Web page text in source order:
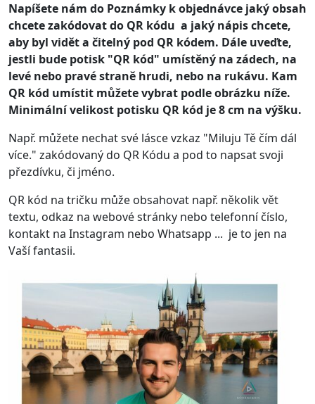
Napíšete nám do Poznámky k objednávce jaký obsah
chcete zakódovat do QR kódu a jaký nápis chcete,
aby byl vidět a čitelný pod QR kódem. Dále uveďte,
jestli bude potisk "QR kód" umístěný na zádech, na
levé nebo pravé straně hrudi, nebo na rukávu. Kam
QR kód umístit můžete vybrat podle obrázku níže.
Minimální velikost potisku QR kód je 8 cm na výšku.
Např. můžete nechat své lásce vzkaz "Miluju Tě čím dál
více." zakódovaný do QR Kódu a pod to napsat svoji
přezdívku, či jméno.
QR kód na tričku může obsahovat např. několik vět
textu, odkaz na webové stránky nebo telefonní číslo,
kontakt na Instagram nebo Whatsapp ... je to jen na
Vaší fantasii.